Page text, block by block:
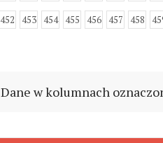
452 453 454 455 456 457 458
Dane w kolumnach